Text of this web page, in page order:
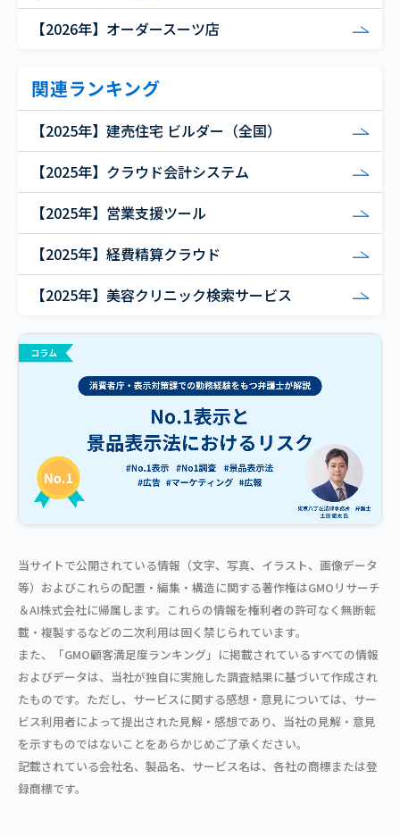
【2026年】オーダースーツ店
関連ランキング
【2025年】建売住宅 ビルダー（全国）
【2025年】クラウド会計システム
【2025年】営業支援ツール
【2025年】経費精算クラウド
【2025年】美容クリニック検索サービス
当サイトで公開されている情報（文字、写真、イラスト、画像データ
等）およびこれらの配置・編集・構造に関する著作権はGMOリサーチ
＆AI株式会社に帰属します。これらの情報を権利者の許可なく無断転
載・複製するなどの二次利用は固く禁じられています。
また、「GMO顧客満足度ランキング」に掲載されているすべての情報
およびデータは、当社が独自に実施した調査結果に基づいて作成され
たものです。ただし、サービスに関する感想・意見については、サー
ビス利用者によって提出された見解・感想であり、当社の見解・意見
を示すものではないことをあらかじめご了承ください。
記載されている会社名、製品名、サービス名は、各社の商標または登
録商標です。